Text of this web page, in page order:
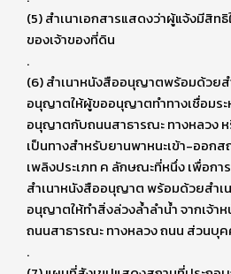
(5) สำเนาเอกสารแสดงว่าผู้แจ้งมีสิ
ของเจ้าของที่ดิน
.
(6) สำเนาหนังสืออนุญาตพร้อมด้วย
อนุญาตให้ผู้ขออนุญาตทำทางเชื่อมร
อนุญาตกับถนนสาธารณะ ทางหลวง
เป็นทางสำหรับยานพาหนะเข้า-ออกส
เพลิงประเภท ค ลักษณะที่หนึ่ง เพื่อกา
สำเนาหนังสืออนุญาต พร้อมด้วยสำเ
อนุญาตให้ทำสิ่งล่วงล้ำลำน้ำ จากเจ้
ถนนสาธารณะ ทางหลวง ถนน ส่วนบุ
.